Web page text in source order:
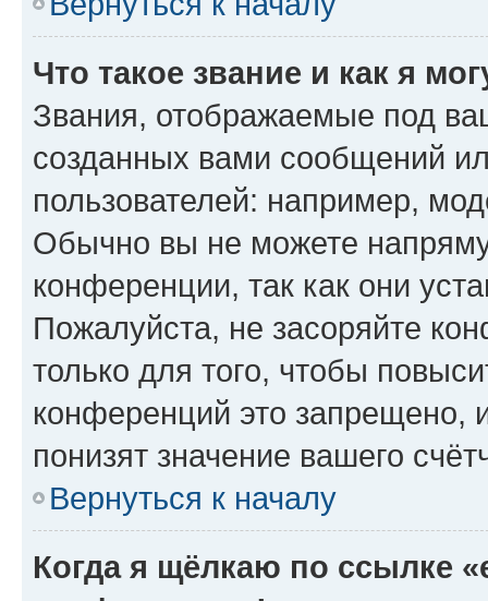
Что такое звание и как я
Звания, отображаемые под
созданных вами сообщений
пользователей: например,
Обычно вы не можете
конференции, так как они
Пожалуйста, не засоряйте
только для того, чтобы
конференций это запрещено,
понизят значение вашего
Вернуться к началу
Когда я щёлкаю по ссылке